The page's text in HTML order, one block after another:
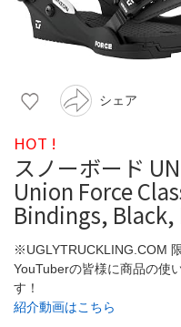
シェア
HOT !
スノーボード
Union Force
Bindings, Black,
※UGLYTRUCKLING.COM
YouTuberの皆様に商品の使
す！
紹介動画はこちら